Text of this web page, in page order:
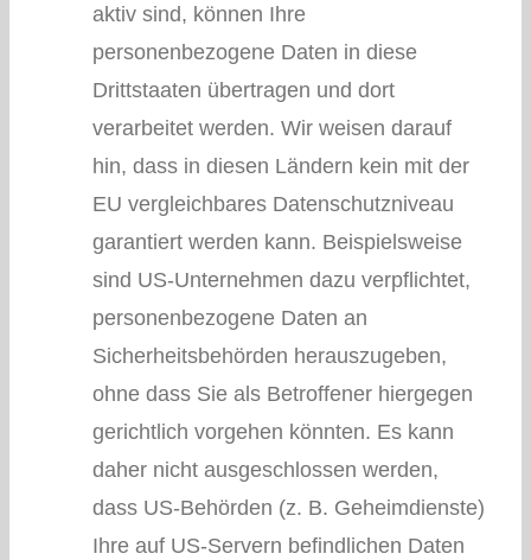
aktiv sind, können Ihre
personenbezogene Daten in diese
Drittstaaten übertragen und dort
verarbeitet werden. Wir weisen darauf
hin, dass in diesen Ländern kein mit der
EU vergleichbares Datenschutzniveau
garantiert werden kann. Beispielsweise
sind US-Unternehmen dazu verpflichtet,
personenbezogene Daten an
Sicherheitsbehörden herauszugeben,
ohne dass Sie als Betroffener hiergegen
gerichtlich vorgehen könnten. Es kann
daher nicht ausgeschlossen werden,
dass US-Behörden (z. B. Geheimdienste)
Ihre auf US-Servern befindlichen Daten